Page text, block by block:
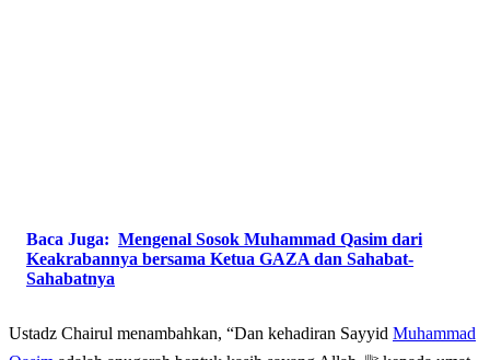
Baca Juga: Mengenal Sosok Muhammad Qasim dari
Keakrabannya bersama Ketua GAZA dan Sahabat-
Sahabatnya
Ustadz Chairul menambahkan, “Dan kehadiran Sayyid Muhammad